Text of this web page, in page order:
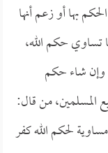
بها أو زعم أنها
تساوي حكم الله،
وإن شاء حكم
المسلمين، من قال:
لحكم الله كفر